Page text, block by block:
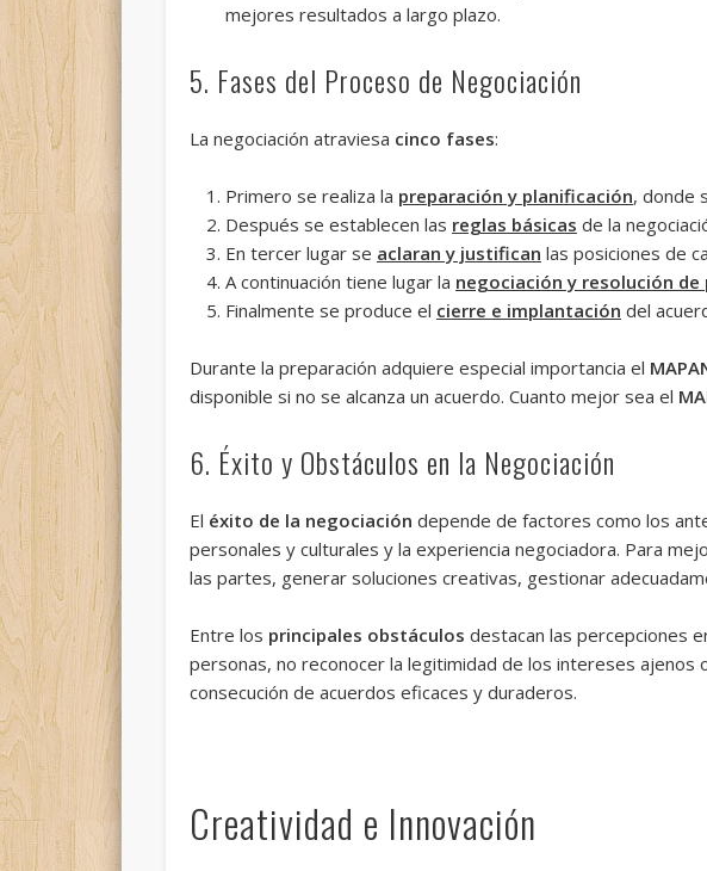
mejores resultados a largo plazo.
5. Fases del Proceso de Negociación
La negociación atraviesa cinco fases:
Primero se realiza la preparación y planificación, donde
Después se establecen las reglas básicas de la
En tercer lugar se aclaran y justifican las posiciones de
A continuación tiene lugar la negociación y resolución de
Finalmente se produce el cierre e implantación del
Durante la preparación adquiere especial importancia el
disponible si no se alcanza un acuerdo. Cuanto mejor sea el
6. Éxito y Obstáculos en la Negociación
El éxito de la negociación depende de factores como los
personales y culturales y la experiencia negociadora. Para
las partes, generar soluciones creativas, gestionar
Entre los principales obstáculos destacan las percepciones
personas, no reconocer la legitimidad de los intereses ajenos
consecución de acuerdos eficaces y duraderos.
Creatividad e Innovación